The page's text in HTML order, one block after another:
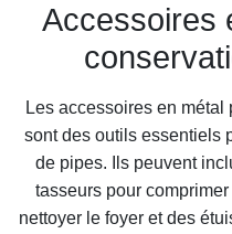
Accessoires
Les accessoires en
sont des outils essentiels
de pipes. Ils peuvent
tasseurs pour
nettoyer le foyer et des